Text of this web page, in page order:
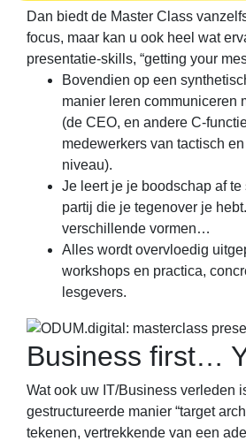
Dan biedt de Master Class
focus, maar kan u ook heel wat
presentatie-skills, “getting your
Bovendien op een
manier leren communiceren
(de CEO, en andere C-
medewerkers van tactisch
niveau).
Je leert je je boodschap af te
partij die je tegenover je
verschillende vormen…
Alles wordt overvloedig
workshops en practica,
lesgevers.
Business first…
Wat ook uw IT/Business verleden
gestructureerde manier “target
tekenen, vertrekkende van een